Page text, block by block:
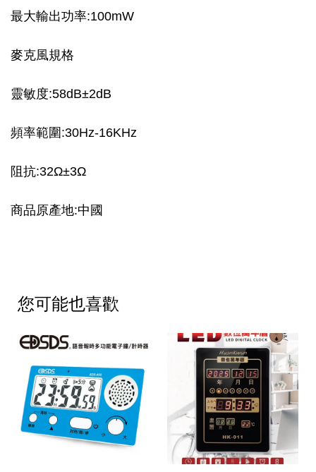
最大輸出功率:100mW
麥克風規格
靈敏度:58dB±2dB
頻率範圍:30Hz-16KHz
阻抗:32Ω±3Ω
商品原產地:中國
您可能也喜歡